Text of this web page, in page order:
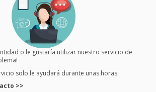
o le gustaría utilizar nuestro servicio de
solo le ayudará durante unas horas.
>>